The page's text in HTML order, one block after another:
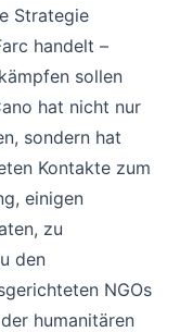
Strategie
handelt –
sollen
hat nicht nur
sondern hat
Kontakte zum
einigen
zu
den
NGOs
humanitären